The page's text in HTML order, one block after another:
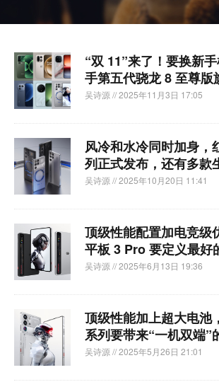
“双 11”来了！要换新
手第五代骁龙 8 至尊版
吴诗源 // 2025年11月3日 17:05
风冷和水冷同时加身，
列正式发布，还有多款
吴诗源 // 2025年10月20日 11:41
顶级性能配置加电竞级
平板 3 Pro 要定义最好
吴诗源 // 2025年6月13日 19:36
顶级性能加上超大电池
系列要带来“一机双端”
吴诗源 // 2025年5月26日 21:01